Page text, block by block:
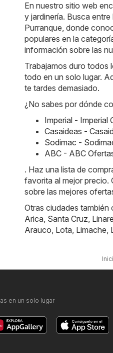
En nuestro sitio web
y jardinería. Busca
Purranque, donde
populares en la
información sobre las
Trabajamos duro todos
todo en un solo lugar.
te tardes demasiado.
¿No sabes por dónde
Imperial - Imperial
Casaideas -
Sodimac -
ABC - ABC
. Haz una lista de
favorita al mejor precio.
sobre las mejores
Otras ciudades
Arica, Santa Cruz,
Arauco, Lota, Limache,
en un solo lugar